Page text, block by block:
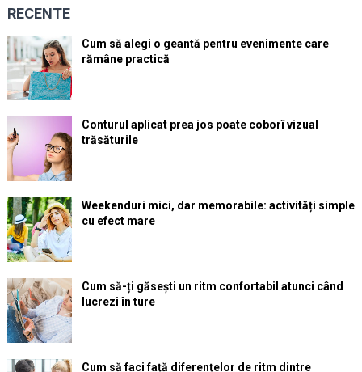
RECENTE
Cum să alegi o geantă pentru evenimente care
rămâne practică
Conturul aplicat prea jos poate coborî vizual
trăsăturile
Weekenduri mici, dar memorabile: activități simple
cu efect mare
Cum să-ți găsești un ritm confortabil atunci când
lucrezi în ture
Cum să faci față diferențelor de ritm dintre